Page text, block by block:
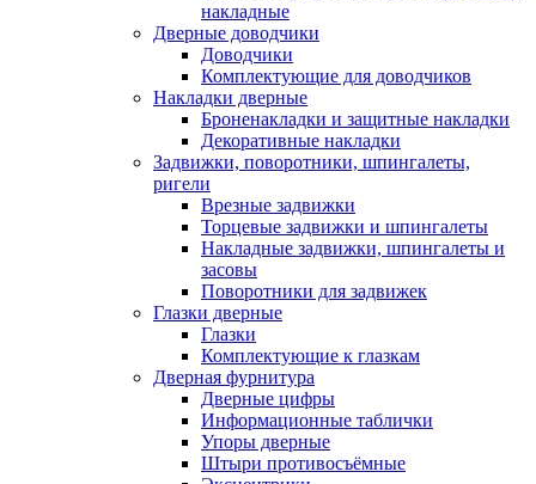
накладные
Дверные доводчики
Доводчики
Комплектующие для доводчиков
Накладки дверные
Броненакладки и защитные накладки
Декоративные накладки
Задвижки, поворотники, шпингалеты,
ригели
Врезные задвижки
Торцевые задвижки и шпингалеты
Накладные задвижки, шпингалеты и
засовы
Поворотники для задвижек
Глазки дверные
Глазки
Комплектующие к глазкам
Дверная фурнитура
Дверные цифры
Информационные таблички
Упоры дверные
Штыри противосъёмные